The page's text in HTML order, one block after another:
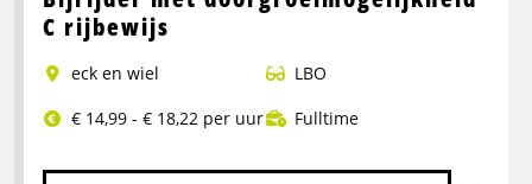
Chauffeur
Stukgoed
|
Assen
C rijbewijs
eck en wiel
LBO
€ 14,99 - € 18,22 per uur
Fulltime